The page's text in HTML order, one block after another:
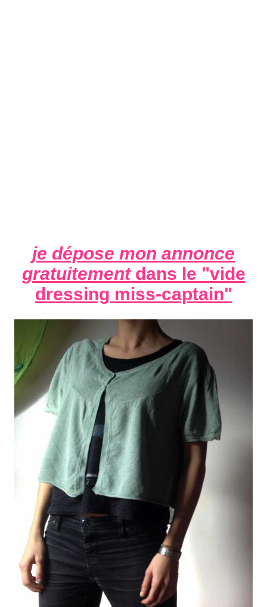
je dépose mon annonce
gratuitementdans le "vide
dressing miss-captain"